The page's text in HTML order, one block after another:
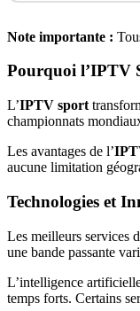
Note importante :
Pourquoi l’IPTV
L’IPTV sport
championnats
Les avantages de l’
aucune limitation
Technologies et
Les meilleurs services
une bande passante
L’intelligence
temps forts. Certains